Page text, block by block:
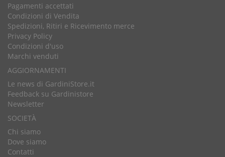
Pagamenti accettati
Condizioni di Vendita
Spedizioni, Ritiri e Ricevimento merce
Privacy Policy
Condizioni d'uso
Marchi venduti
AGGIORNAMENTI
Le news di GardiniStore.it
Feedback su Gardinistore
Newsletter
SOCIETÀ
Chi siamo
Dove siamo
Contatti